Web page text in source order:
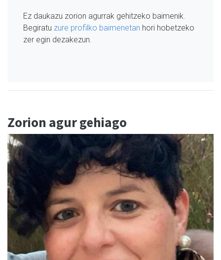
Ez daukazu zorion agurrak gehitzeko baimenik.
Begiratu zure profilko baimenetan hori hobetzeko
zer egin dezakezun.
Zorion agur gehiago